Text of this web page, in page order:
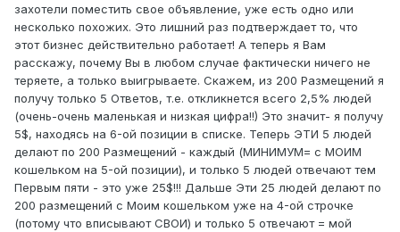
захотели поместить свое объявление, уже есть одно или
несколько похожих. Это лишний раз подтверждает то, что
этот бизнес действительно работает! А теперь я Вам
расскажу, почему Вы в любом случае фактически ничего не
теряете, а только выигрываете. Скажем, из 200 Размещений я
получу только 5 Ответов, т.е. откликнется всего 2,5% людей
(очень-очень маленькая и низкая цифра!!) Это значит- я получу
5$, находясь на 6-ой позиции в списке. Теперь ЭТИ 5 людей
делают по 200 Размещений - каждый (МИНИМУМ= с МОИМ
кошельком на 5-ой позиции), и только 5 людей отвечают тем
Первым пяти - это уже 25$!!! Дальше Эти 25 людей делают по
200 размещений с Моим кошельком уже на 4-ой строчке
(потому что вписывают СВОИ) и только 5 отвечают = мой